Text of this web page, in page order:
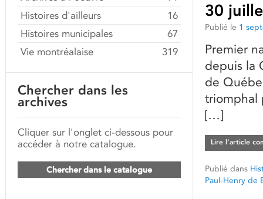
30
Publié le 1
Premier
depuis la
de
triomphal
[…]
Lire l’article
Publié dans
Paul-Henry de
Histoires d'ailleurs
16
Histoires municipales
67
Vie montréalaise
319
Chercher dans les
archives
Cliquer sur l'onglet ci-dessous pour
accéder à notre catalogue.
Chercher dans le catalogue